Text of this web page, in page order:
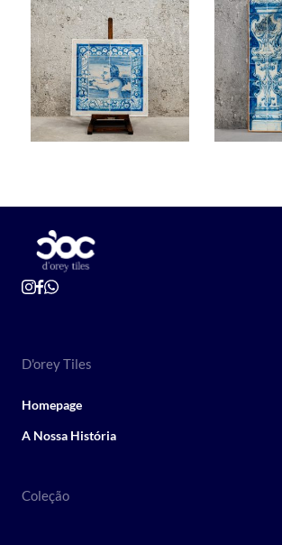
D'orey Tiles
Homepage
A Nossa História
Coleção